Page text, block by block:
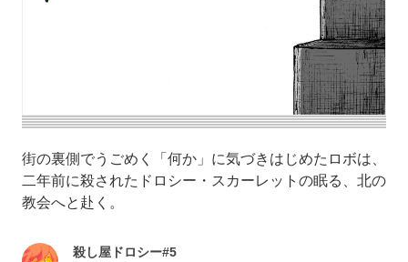
街の裏側でうごめく「何か」に気づきはじめたロボは、
二年前に殺されたドロシー・スカーレットの眠る、北の
教会へと赴く。
殺し屋ドロシー#5